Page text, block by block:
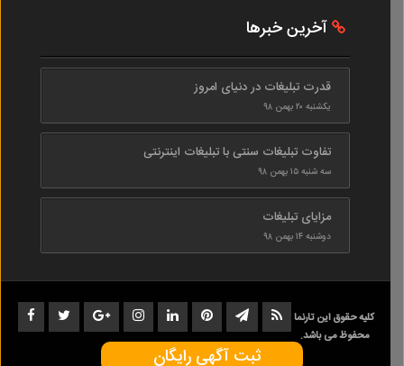
آخرین خبرها
قدرت تبلیغات در دنیای امروز
یکشنبه ۲۰ بهمن ۹۸
تفاوت تبلیغات سنتی با تبلیغات اینترنتی
سه شنبه ۱۵ بهمن ۹۸
مزایای تبلیغات
دوشنبه ۱۴ بهمن ۹۸
کلیه حقوق این تارنما
محفوظ می باشد.
1402-1398
ثبت آگهی رایگان